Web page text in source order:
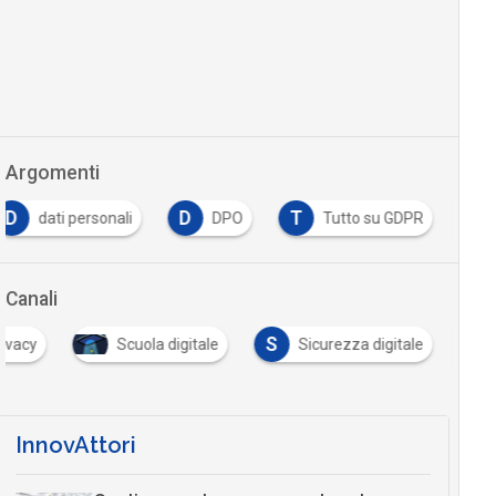
Argomenti
D dati personali D DPO T Tutto su GDPR
Canali
Scuola digitale S Sicurezza digitale
InnovAttori